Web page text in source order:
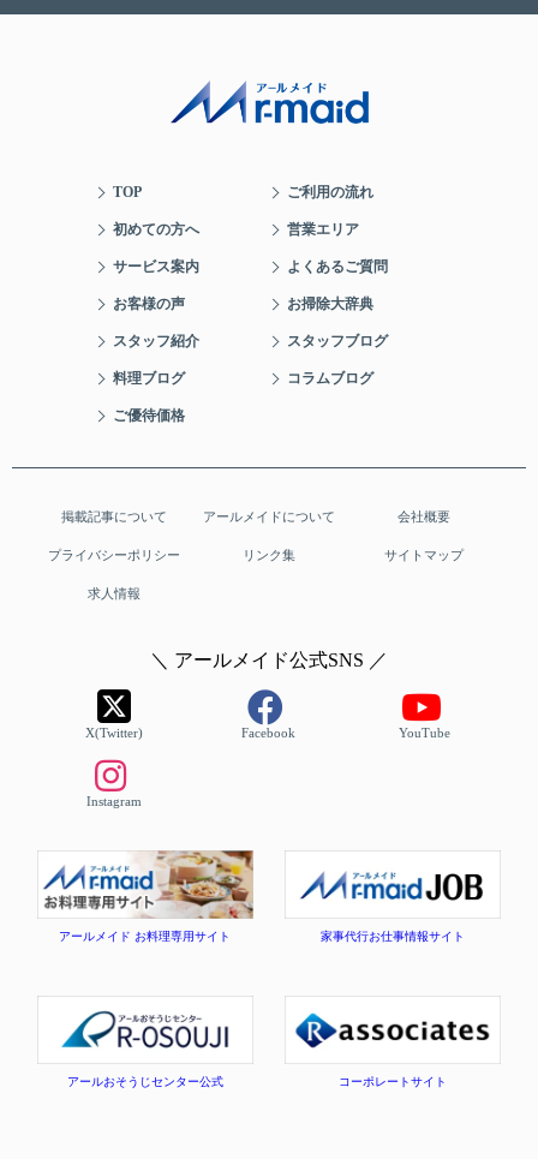
TOP ご利用の流れ
初めての方へ 営業エリア
サービス案内 よくあるご質問
お客様の声 お掃除大辞典
スタッフ紹介 スタッフブログ
料理ブログ コラムブログ
ご優待価格
掲載記事について アールメイドについて 会社概要
プライバシーポリシー リンク集 サイトマップ
求人情報
＼ アールメイド公式SNS ／
X(Twitter) Facebook YouTube
Instagram
アールメイド お料理専用サイト 家事代行お仕事情報サイト
アールおそうじセンター公式 コーポレートサイト